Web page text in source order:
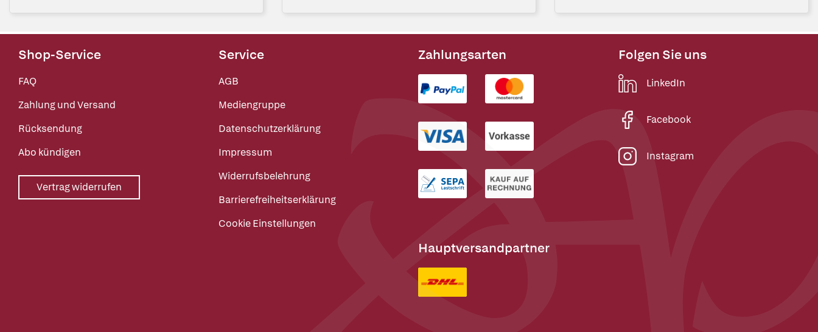
Shop-Service
FAQ
Zahlung und Versand
Rücksendung
Abo kündigen
Vertrag widerrufen
Service
AGB
Mediengruppe
Datenschutzerklärung
Impressum
Widerrufsbelehrung
Barrierefreiheitserklärung
Cookie Einstellungen
Zahlungsarten
Hauptversandpartner
Folgen Sie uns
LinkedIn
Facebook
Instagram